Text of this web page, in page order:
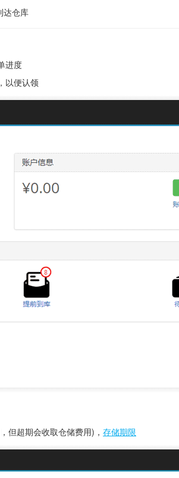
达仓库
进度
以便认领
但超期会收取仓储费用)， 存储期限